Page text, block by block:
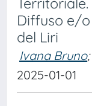
Diffuso e/o
del Liri
Ivana Bruno;
2025-01-01